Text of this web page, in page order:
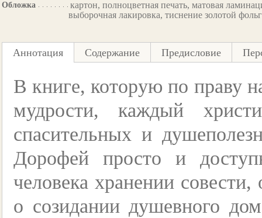
Обложка
картон, полноцветная печать, матовая
выборочная лакировка, тиснение золотой
Аннотация Содержание Предисловие
В книге, которую по праву
мудрости, каждый
спасительных и
Дорофей просто и
человека хранении
о созидании душевного